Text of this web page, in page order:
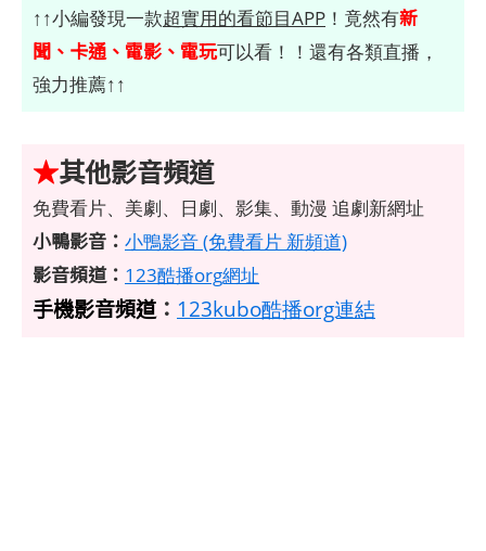
↑↑小編發現一款超實用的看節目APP ！竟然有新
聞、卡通、電影、電玩可以看！！還有各類直播，
強力推薦↑↑
★其他影音頻道
免費看片、美劇、日劇、影集、動漫 追劇新網址
小鴨影音： 小鴨影音 (免費看片 新頻道)
影音頻道： 123酷播org網址
手機影音頻道 ： 123kubo酷播org連結